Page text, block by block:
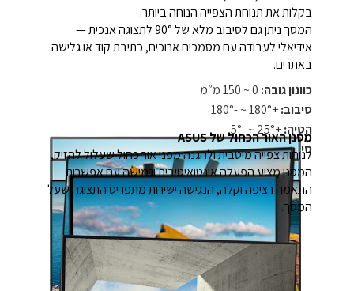
בקלות את תנוחת הצפייה הנוחה ביותר.
המסך ניתן גם לסיבוב מלא של ‎90°‎ לתצוגה אנכית —
אידיאלי לעבודה עם מסמכים ארוכים, כתיבת קוד או גלישה
באתרים.
כוונון גובה:
סיבוב:‏+180° ~ -180°
הטיה:‏+25° ~ -5°
סיבוב אנכי:‏+90° ~ -90°
מסנן האור הכחול של ASUS
לנוחות צפייה מיטבית ולהגנה מפני אור כחול שעלול להזיק,
המסנן מציע הפעלה אינטואיטיבית וגמישה עם אפשרות
התאמה רציפה וקלה, הנגישה ישירות מתפריט התצוגה שעל
המסך.